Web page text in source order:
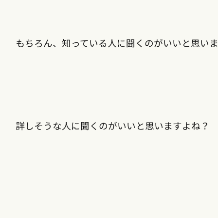
もちろん、知っている人に聞くのがいいと思い
詳しそうな人に聞くのがいいと思いますよね？